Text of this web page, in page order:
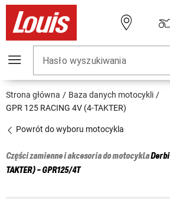
Hasło wyszukiwania
Strona główna
Baza danych motocykli
GPR 125 RACING 4V (4-TAKTER)
Powrót do wyboru motocykla
Części zamienne i akcesoria do motocyklaDerbi
TAKTER) - GPR125/4T